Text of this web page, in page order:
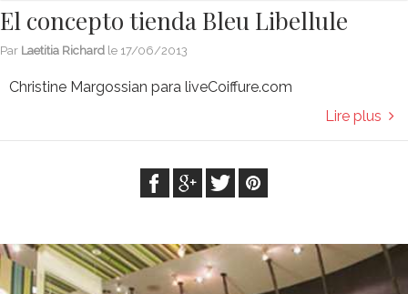
El concepto tienda Bleu Libellule
Par Laetitia Richard le 17/06/2013
Christine Margossian para liveCoiffure.com
Lire plus